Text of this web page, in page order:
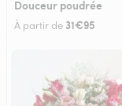
Douceur poudrée
À partir de 31€95